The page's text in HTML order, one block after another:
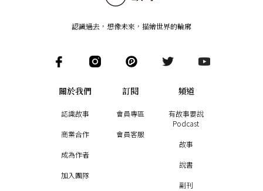
認識過去，想像未來 ， 描繪世界的輪廓
關於我們
認識故事
商業合作
成為作者
加入團隊
訂閱
會員專區
會員客服
頻道
有故事要說
Podcast
故事
說書
副刊